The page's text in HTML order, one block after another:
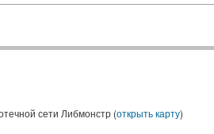
сети Либмонстр (открыть карту)